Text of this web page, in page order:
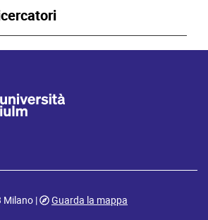
Milano |
Guarda la mappa